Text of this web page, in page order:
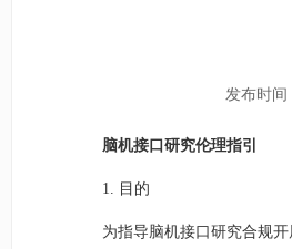
发布时间
脑机接口研究伦理指引
1. 目的
为指导脑机接口研究合规